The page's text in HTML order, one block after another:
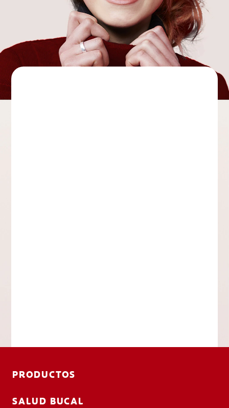
PRODUCTOS
SALUD BUCAL